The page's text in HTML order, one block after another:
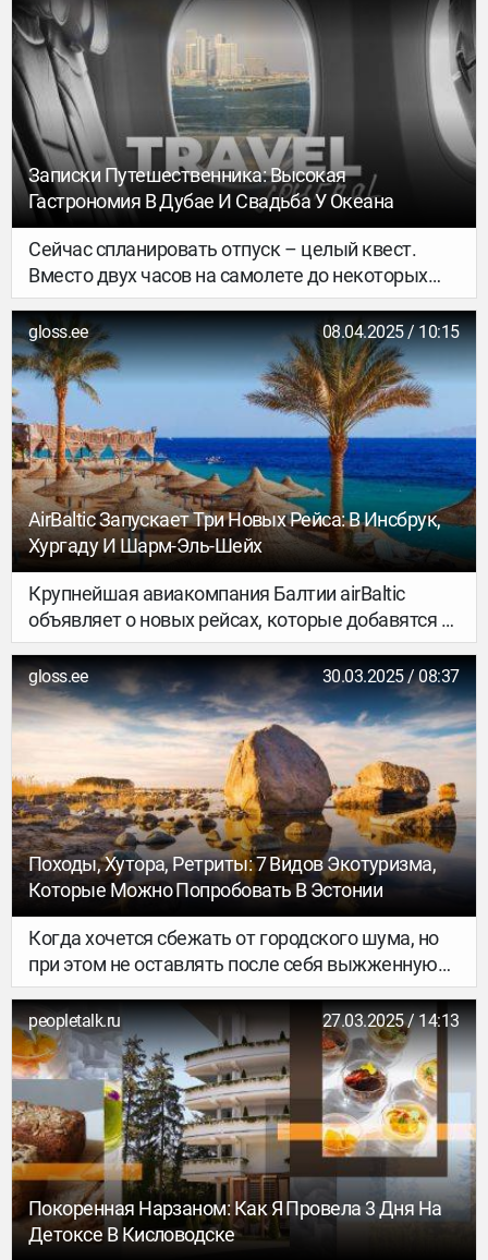
Записки Путешественника: Высокая
Гастрономия В Дубае И Свадьба У Океана
Сейчас спланировать отпуск – целый квест.
Вместо двух часов на самолете до некоторых
стран приходится добираться больше суток с
несколькими пересадками. Однако это не повод
оказываться от изучения
достопримечательностей и солнечных курортов.
gloss.ee 08.04.2025 / 10:15
AirBaltic Запускает Три Новых Рейса: В Инсбрук,
Хургаду И Шарм-Эль-Шейх
Крупнейшая авиакомпания Балтии airBaltic
объявляет о новых рейсах, которые добавятся в
план предстоящего зимнего сезона из базы
авиакомпании в Риге: в Инсбрук (Австрия),
Хургаду и Шарм-эль-Шейх (Египет).
gloss.ee 30.03.2025 / 08:37
Походы, Хутора, Ретриты: 7 Видов Экотуризма,
Которые Можно Попробовать В Эстонии
Когда хочется сбежать от городского шума, но
при этом не оставлять после себя выжженную
землю и пластиковый след, правильный выбор
— экотуризм. Вдохновлённый природой,
одобренный совестью и зачастую более
душевный, чем пятизвёздочные отели. И, к
счастью, он бывает разный. Причём настолько,
что даже в прохладной, дождливой и чудесной
Эстонии легко найти подходящий вариант.
Главное — выбрать направление.
peopletalk.ru 27.03.2025 / 14:13
Покоренная Нарзаном: Как Я Провела 3 Дня На
Детоксе В Кисловодске